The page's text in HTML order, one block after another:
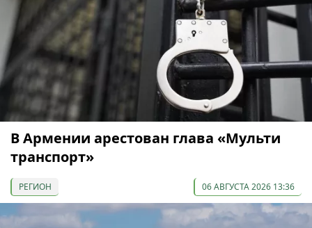
В Армении арестован глава «Мульти
транспорт»
РЕГИОН 06 АВГУСТА 2026 13:36